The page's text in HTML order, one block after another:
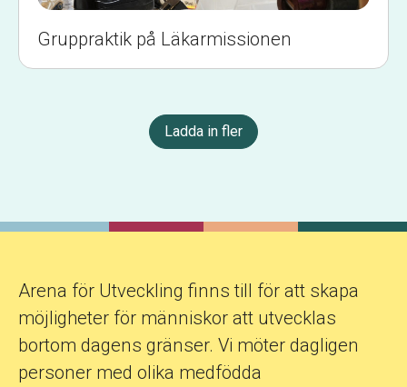
Gruppraktik på Läkarmissionen
Ladda in fler
Arena för Utveckling finns till för att skapa
möjligheter för människor att utvecklas
bortom dagens gränser. Vi möter dagligen
personer med olika medfödda